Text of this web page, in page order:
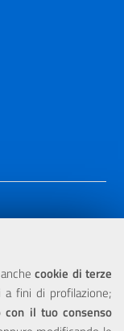
cookie di terze
fini di profilazione;
con il tuo consenso